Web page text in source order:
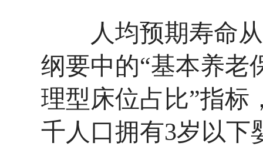
人均预期寿命从
纲要中的“基本养老
理型床位占比”指标
千人口拥有3岁以下